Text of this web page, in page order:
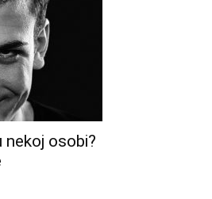
nekoj osobi?